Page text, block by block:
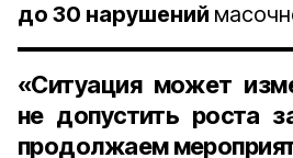
до 30 нарушений
«Ситуация может
не допустить роста
продолжаем